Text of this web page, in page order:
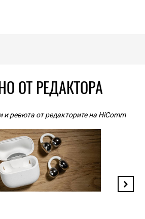
ОТ РЕДАКТОРА
и ревюта от редакторите на HiComm